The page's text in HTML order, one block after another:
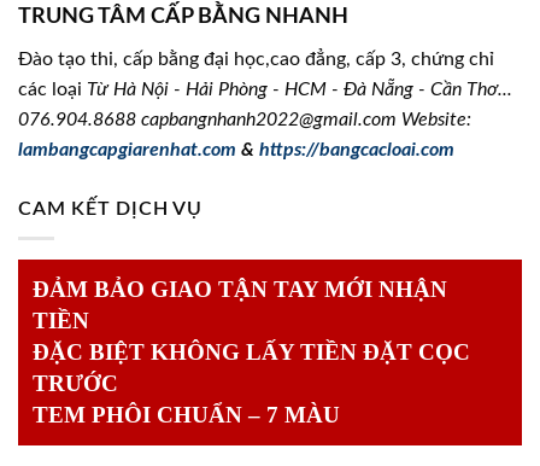
TRUNG TÂM CẤP BẰNG NHANH
Đào tạo thi, cấp bằng đại học,cao đẳng, cấp 3, chứng chỉ
các loại Từ Hà Nội - Hải Phòng - HCM - Đà Nẵng - Cần Thơ...
076.904.8688 capbangnhanh2022@gmail.com Website:
lambangcapgiarenhat.com & https://bangcacloai.com
CAM KẾT DỊCH VỤ
ĐẢM BẢO GIAO TẬN TAY MỚI NHẬN
TIỀN
ĐẶC BIỆT KHÔNG LẤY TIỀN ĐẶT CỌC
TRƯỚC
TEM PHÔI CHUẨN – 7 MÀU